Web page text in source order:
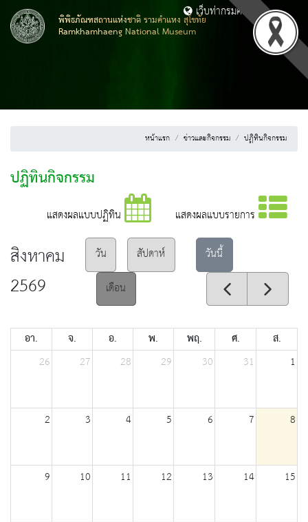
พิพิธภัณฑสถานแห่งชาติ รามคำแหง สุโขทัย
Ramkhamhaeng National Museum
เว็บท่ากรมศิลปากร
หน้าแรก ข่าวและกิจกรรม ปฏิทินกิจกรรม
ปฏิทินกิจกรรม
แสดงผลแบบปฏิทิน แสดงผลแบบรายการ
สิงหาคม
2569
วัน
สัปดาห์
เดือน
วันนี้
อา. จ. อ. พ. พฤ. ศ.
ส.
26
27 28 29 30 31 1
2 3 4 5 6 7 8
9 10 11 12 13 14 15